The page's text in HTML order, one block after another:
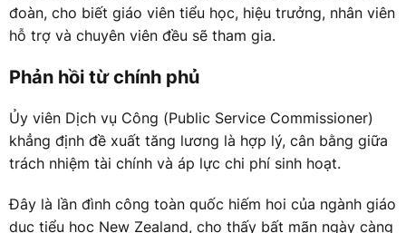
đoàn, cho biết giáo viên tiểu học, hiệu trưởng, nhân viên
hỗ trợ và chuyên viên đều sẽ tham gia.
Phản hồi từ chính phủ
Ủy viên Dịch vụ Công (Public Service Commissioner)
khẳng định đề xuất tăng lương là hợp lý, cân bằng giữa
trách nhiệm tài chính và áp lực chi phí sinh hoạt.
Đây là lần đình công toàn quốc hiếm hoi của ngành giáo
dục tiểu học New Zealand, cho thấy bất mãn ngày càng